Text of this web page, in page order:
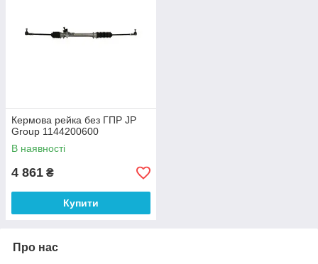
Кермова рейка без ГПР JP
Group 1144200600
В наявності
4 861 ₴
Купити
Про нас